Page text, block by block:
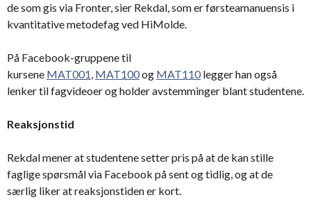
de som gis via Fronter, sier Rekdal, som er førsteamanuensis i
kvantitative metodefag ved HiMolde.
På Facebook-gruppene til
kursene MAT001, MAT100og MAT110legger han også
lenker til fagvideoer og holder avstemminger blant studentene.
Reaksjonstid
Rekdal mener at studentene setter pris på at de kan stille
faglige spørsmål via Facebook på sent og tidlig, og at de
særlig liker at reaksjonstiden er kort.